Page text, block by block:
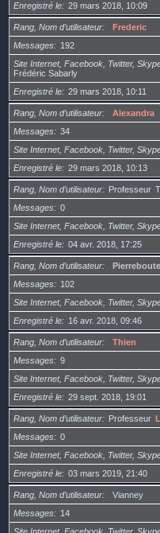
Enregistré le
29 mars 2018, 10:09
Rang, Nom d’utilisateur
Frederic
Messages
192
Site Internet, Facebook, Twitter,
Frédéric Sabarly
Enregistré le
29 mars 2018, 10:11
Rang, Nom d’utilisateur
Alexandra
Messages
34
Site Internet, Facebook, Twitter,
Enregistré le
29 mars 2018, 10:13
Rang, Nom d’utilisateur Professeur
Messages
0
Site Internet, Facebook, Twitter,
Enregistré le
04 avr. 2018, 17:25
Rang, Nom d’utilisateur
Messages
102
Site Internet, Facebook, Twitter,
Enregistré le
16 avr. 2018, 09:46
Rang, Nom d’utilisateur
Thien
Messages
9
Site Internet, Facebook, Twitter,
Enregistré le
29 sept. 2018, 19:01
Rang, Nom d’utilisateur Professeur
Messages
0
Site Internet, Facebook, Twitter,
Enregistré le
03 mars 2019, 21:40
Rang, Nom d’utilisateur
Vianney
Messages
14